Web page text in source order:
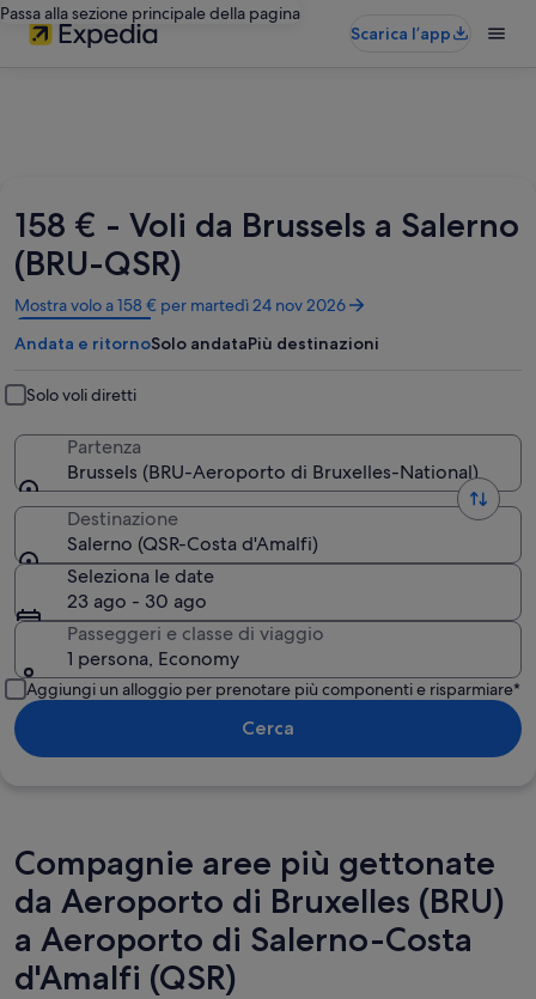
Passa alla sezione principale della pagina
Scarica l’app
158 € - Voli da Brussels a Salerno
(BRU-QSR)
Mostra volo a 158 € per martedì 24 nov 2026
Apertura
in
un’altra
Andata e ritornoSolo andataPiù destinazioni
Solo voli diretti
Partenza
Brussels (BRU-Aeroporto di Bruxelles-National)
Destinazione
Salerno (QSR-Costa d'Amalfi)
Seleziona le date
23 ago - 30 ago
Passeggeri e classe di viaggio
1 persona, Economy
Aggiungi un alloggio per prenotare più componenti e risparmiare*
Cerca
Compagnie aree più gettonate
da Aeroporto di Bruxelles (BRU)
a Aeroporto di Salerno-Costa
d'Amalfi (QSR)